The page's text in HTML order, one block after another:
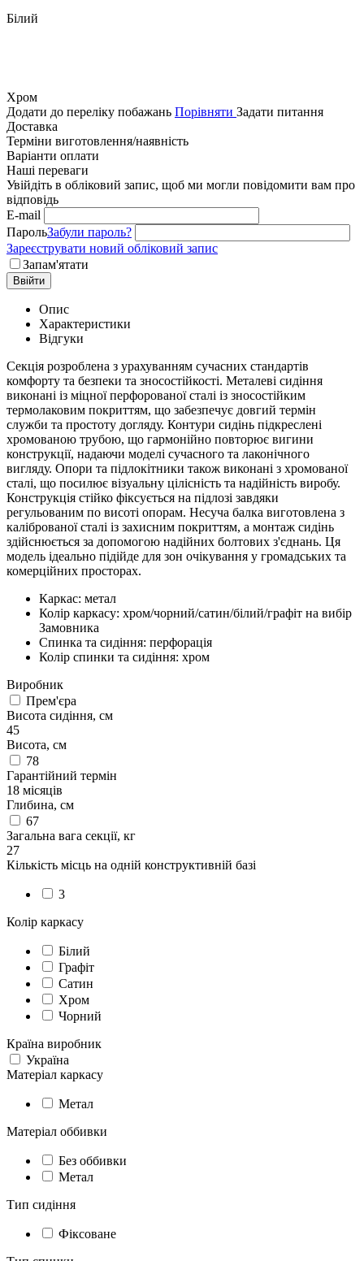
Білий
Хром
Додати до переліку побажань Порівняти Задати питання
Доставка
Терміни виготовлення/наявність
Варіанти оплати
Наші переваги
Увійдіть в обліковий запис, щоб ми могли повідомити вам про
відповідь
E-mail
ПарольЗабули пароль?
Зареєструвати новий обліковий запис
Запам'ятати
Ввійти
Опис
Характеристики
Відгуки
Секція розроблена з урахуванням сучасних стандартів
комфорту та безпеки та зносостійкості. Металеві сидіння
виконані із міцної перфорованої сталі із зносостійким
термолаковим покриттям, що забезпечує довгий термін
служби та простоту догляду. Контури сидінь підкреслені
хромованою трубою, що гармонійно повторює вигини
конструкції, надаючи моделі сучасного та лаконічного
вигляду. Опори та підлокітники також виконані з хромованої
сталі, що посилює візуальну цілісність та надійність виробу.
Конструкція стійко фіксується на підлозі завдяки
регульованим по висоті опорам. Несуча балка виготовлена з
каліброваної сталі із захисним покриттям, а монтаж сидінь
здійснюється за допомогою надійних болтових з'єднань. Ця
модель ідеально підійде для зон очікування у громадських та
комерційних просторах.
Каркас: метал
Колір каркасу: хром/чорний/сатин/білий/графіт на вибір
Замовника
Спинка та сидіння: перфорація
Колір спинки та сидіння: хром
Виробник
Прем'єра
Висота сидіння, см
45
Висота, см
78
Гарантійний термін
18 місяців
Глибина, см
67
Загальна вага секції, кг
27
Кількість місць на одній конструктивній базі
3
Колір каркасу
Білий
Графіт
Сатин
Хром
Чорний
Країна виробник
Україна
Матеріал каркасу
Метал
Матеріал оббивки
Без оббивки
Метал
Тип сидіння
Фіксоване